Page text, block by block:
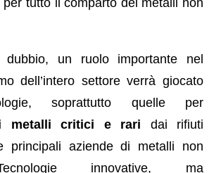
dubbio, un ruolo importante nel
dell’intero settore verrà giocato
soprattutto quelle per
i metalli critici e rari dai rifiuti
principali aziende di metalli non
innovative, ma